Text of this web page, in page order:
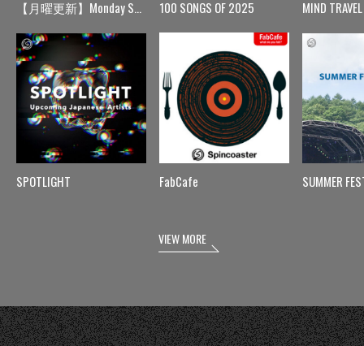
【月曜更新】Monday Spin
SPOTLIGHT
100 SONGS OF 2025
FabCafe
MIND TRAVEL
SUMMER
VIEW MORE